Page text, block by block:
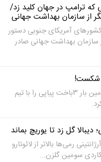
که ترامپ در جهان کلید زد/
از سازمان بهداشت جهانی
آمریکای جنوبی دستور
سازمان بهداشت جهانی صادر
شکست!
لیونل مسی برای سومین بار ۳باخت پیاپی را با تیم
دیبالا گل زد تا یوریچ بماند
۳۱ساله آرژانتینی رمی‌ها بالاتر از لائوتارو
سومین گلزن...